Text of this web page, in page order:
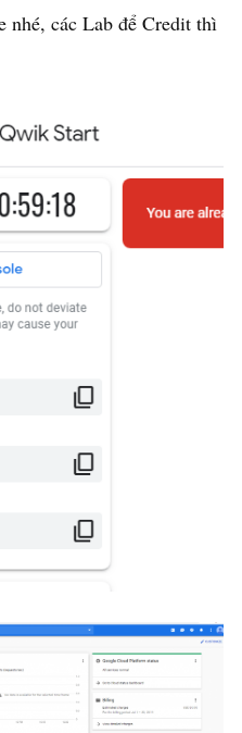
nhé, các Lab để Credit thì